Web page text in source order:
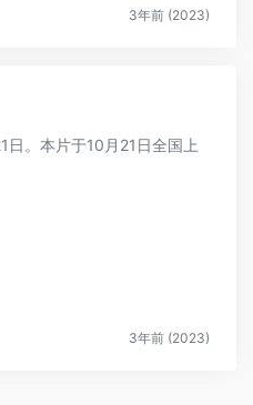
3年前 (2023)
日。本片于10月21日全国上
3年前 (2023)